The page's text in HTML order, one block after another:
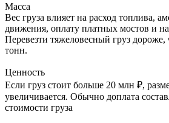
Масса
Вес груза влияет на расход топлива,
движения, оплату платных мостов и на
Перевезти тяжеловесный груз
тонн.
Ценность
Если груз стоит больше 20 млн ₽,
увеличивается. Обычно доплата
стоимости груза